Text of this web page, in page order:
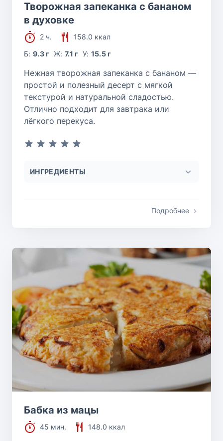
Творожная запеканка с бананом
в духовке
2 ч.
158.0 ккал
Б:9.3 г Ж: 7.1 г У: 15.5 г
Нежная творожная запеканка с бананом —
простой и полезный десерт с мягкой
текстурой и натуральной сладостью.
Отлично подходит для завтрака или
лёгкого перекуса.
ИНГРЕДИЕНТЫ
Подробнее
Бабка из мацы
45 мин.
148.0 ккал